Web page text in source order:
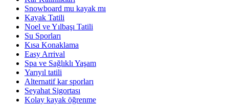
Snowboard mu kayak mı
Kayak Tatili
Noel ve Yılbaşı Tatili
Su Sporları
Kısa Konaklama
Easy Arrival
Spa ve Sağlıklı Yaşam
Yarıyıl tatili
Alternatif kar sporları
Seyahat Sigortası
Kolay kayak öğrenme